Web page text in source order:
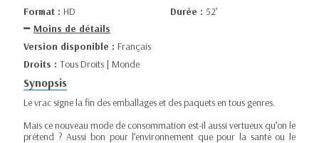
Format : HD Durée : 52’
Moins de détails
Version disponible : Français
Droits : Tous Droits | Monde
Synopsis
Le vrac signe la fin des emballages et des paquets en tous genres.
Mais ce nouveau mode de consommation est-il aussi vertueux qu’on le
prétend ? Aussi bon pour l’environnement que pour la santé ou le